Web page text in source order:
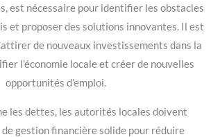
est nécessaire pour identifier les obstacles
et proposer des solutions innovantes. Il est
de nouveaux investissements dans la
l’économie locale et créer de nouvelles
opportunités d’emploi.
les dettes, les autorités locales doivent
gestion financière solide pour réduire